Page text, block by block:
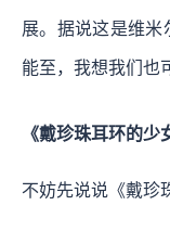
展。据说这是维米
能至，我想我们也
《戴珍珠耳环的少
不妨先说说《戴珍